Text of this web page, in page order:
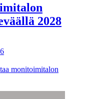
2028
monitoimitalon